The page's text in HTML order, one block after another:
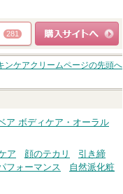
281
ショッピングサイト
へ
ンケアクリームページの先頭へ
ア ボディケア・オーラル
ア 顔のテカリ
引き締
フォーマンス
自然派化粧